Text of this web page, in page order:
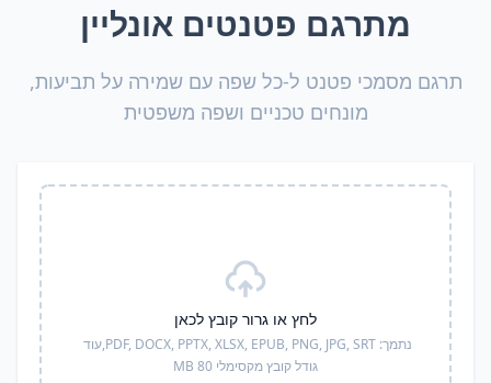
מתרגם פטנטים אונליין
תרגם מסמכי פטנט ל-כל שפה עם שמירה על תביעות,
מונחים טכניים ושפה משפטית
לחץ או גרור קובץ לכאן
נתמך: PDF, DOCX, PPTX, XLSX, EPUB, PNG, JPG, SRT, עוד
גודל קובץ מקסימלי 80 MB